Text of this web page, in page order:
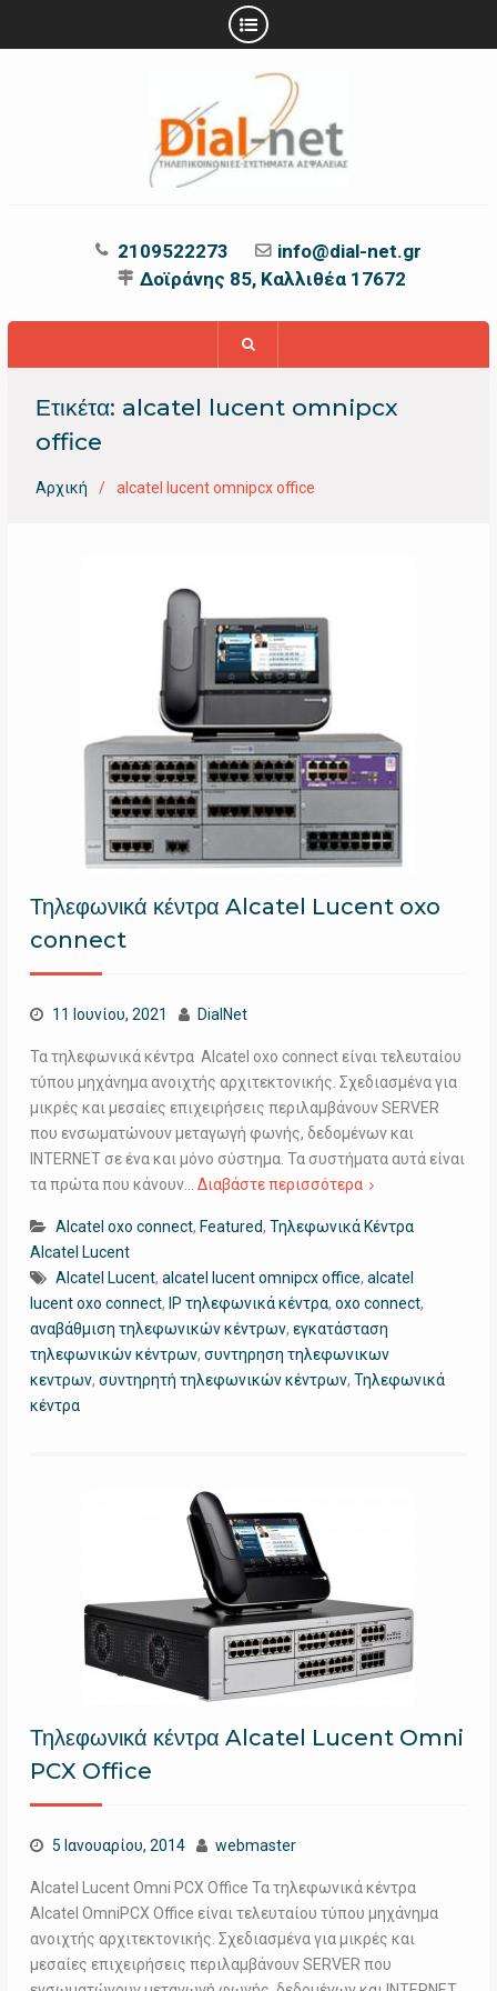
2109522273
info@dial-net.gr
Δοϊράνης 85, Καλλιθέα 17672
Ετικέτα: alcatel lucent omnipcx
office
Αρχική alcatel lucent omnipcx office
Τηλεφωνικά κέντρα Alcatel Lucent oxo
connect
11 Ιουνίου, 2021 DialNet
Τα τηλεφωνικά κέντρα Alcatel oxo connect είναι τελευταίου
τύπου μηχάνημα ανοιχτής αρχιτεκτονικής. Σχεδιασμένα για
μικρές και μεσαίες επιχειρήσεις περιλαμβάνουν SERVER
που ενσωματώνουν μεταγωγή φωνής, δεδομένων και
INTERNET σε ένα και μόνο σύστημα. Τα συστήματα αυτά είναι
τα πρώτα που κάνουν… Διαβάστε περισσότερα
Alcatel oxo connect, Featured, Τηλεφωνικά Κέντρα
Alcatel Lucent
Alcatel Lucent, alcatel lucent omnipcx office, alcatel
lucent oxo connect, IP τηλεφωνικά κέντρα, oxo connect,
αναβάθμιση τηλεφωνικών κέντρων, εγκατάσταση
τηλεφωνικών κέντρων, συντηρηση τηλεφωνικων
κεντρων, συντηρητή τηλεφωνικών κέντρων, Τηλεφωνικά
κέντρα
Τηλεφωνικά κέντρα Alcatel Lucent Omni
PCX Office
5 Ιανουαρίου, 2014 webmaster
Alcatel Lucent Omni PCX Office Τα τηλεφωνικά κέντρα
Alcatel OmniPCX Office είναι τελευταίου τύπου μηχάνημα
ανοιχτής αρχιτεκτονικής. Σχεδιασμένα για μικρές και
μεσαίες επιχειρήσεις περιλαμβάνουν SERVER που